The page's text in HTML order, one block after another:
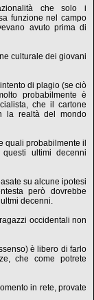
che solo i
funzione nel campo
avuto prima di
culturale dei giovani
di plagio (se ciò
probabilmente è
che il cartone
la realtà del mondo
quali probabilmente il
ultimi decenni
su alcune ipotesi
però dovrebbe
decenni.
occidentali non
è libero di farlo
che come potrete
in rete, provate